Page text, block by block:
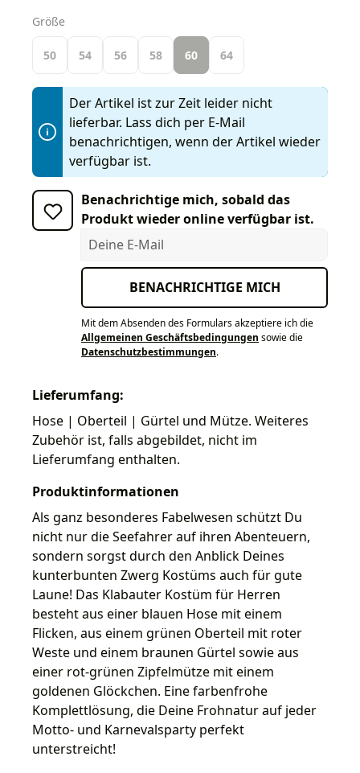
Größe
50 54 56 58 60 64
Der Artikel ist zur Zeit leider nicht
lieferbar. Lass dich per E-Mail
benachrichtigen, wenn der Artikel wieder
verfügbar ist.
Benachrichtige mich, sobald das
Produkt wieder online verfügbar ist.
Deine E-Mail
BENACHRICHTIGE MICH
Mit dem Absenden des Formulars akzeptiere ich die
Allgemeinen Geschäftsbedingungen sowie die
Datenschutzbestimmungen.
Lieferumfang:
Hose | Oberteil | Gürtel und Mütze. Weiteres
Zubehör ist, falls abgebildet, nicht im
Lieferumfang enthalten.
Produktinformationen
Als ganz besonderes Fabelwesen schützt Du
nicht nur die Seefahrer auf ihren Abenteuern,
sondern sorgst durch den Anblick Deines
kunterbunten Zwerg Kostüms auch für gute
Laune! Das Klabauter Kostüm für Herren
besteht aus einer blauen Hose mit einem
Flicken, aus einem grünen Oberteil mit roter
Weste und einem braunen Gürtel sowie aus
einer rot-grünen Zipfelmütze mit einem
goldenen Glöckchen. Eine farbenfrohe
Komplettlösung, die Deine Frohnatur auf jeder
Motto- und Karnevalsparty perfekt
unterstreicht!